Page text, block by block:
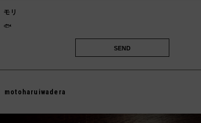
モリ
🐟
motoharuiwadera